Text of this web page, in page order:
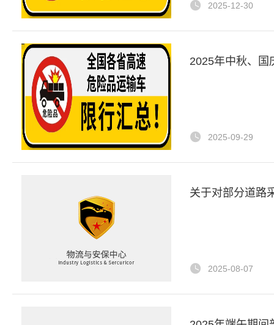
2025-12-30
2025年中秋、国
2025-09-29
关于对部分道路
2025-08-07